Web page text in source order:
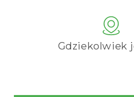
Gdziekolwiek